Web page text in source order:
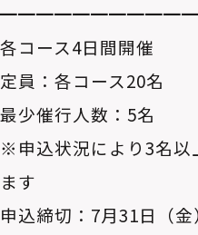
各コース4日間開催
定員：各コース20名
最少催行人数：5名
※申込状況により3名以
ます
申込締切：7月31日（